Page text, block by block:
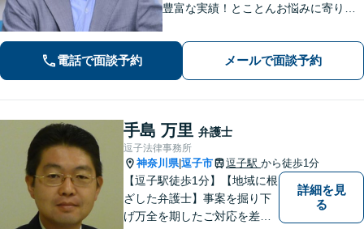
豊富な実績！とことんお悩みに寄り添
険制度の知識を活かしたトータルサポ
ートを実現【完全個室対応／子連れ相
談可】
電話で面談予約 メールで面談予約
手島 万里 弁護士
逗子法律事務所
神奈川県|逗子市 逗子駅 から徒歩1分
【逗子駅徒歩1分】【地域に根
ざした弁護士】事案を掘り下
げ万全を期したご対応を差し
詳細を見
る